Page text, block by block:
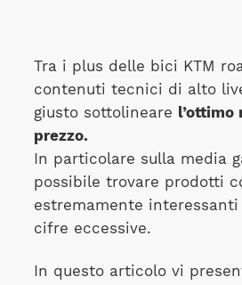
Tra i plus delle bici KTM
contenuti tecnici di alto
giusto sottolineare
prezzo.
In particolare sulla media
possibile trovare prodotti
estremamente interessanti
cifre eccessive.
In questo articolo vi